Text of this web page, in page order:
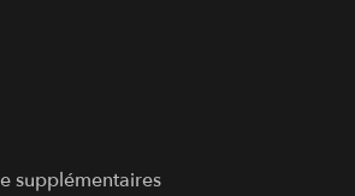
supplémentaires